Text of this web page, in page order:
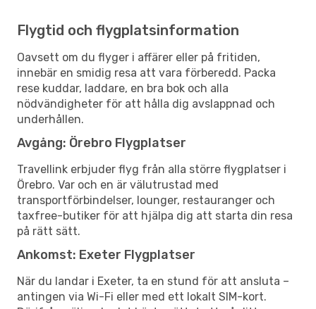
Flygtid och flygplatsinformation
Oavsett om du flyger i affärer eller på fritiden,
innebär en smidig resa att vara förberedd. Packa
rese kuddar, laddare, en bra bok och alla
nödvändigheter för att hålla dig avslappnad och
underhållen.
Avgång: Örebro Flygplatser
Travellink erbjuder flyg från alla större flygplatser i
Örebro. Var och en är välutrustad med
transportförbindelser, lounger, restauranger och
taxfree-butiker för att hjälpa dig att starta din resa
på rätt sätt.
Ankomst: Exeter Flygplatser
När du landar i Exeter, ta en stund för att ansluta –
antingen via Wi-Fi eller med ett lokalt SIM-kort.